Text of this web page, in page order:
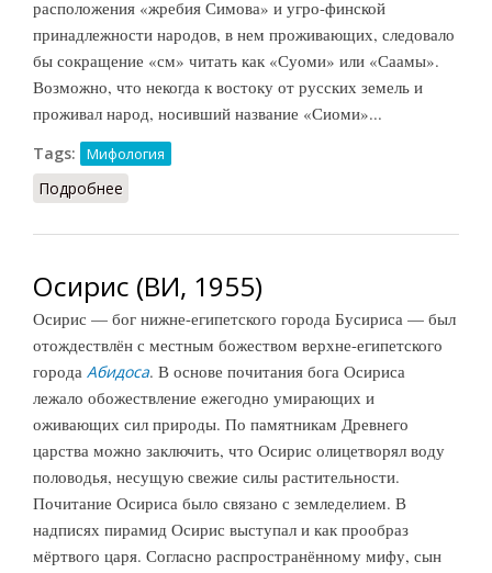
расположения «жребия Симова» и угро-финской
принадлежности народов, в нем проживающих, следовало
бы сокращение «см» читать как «Суоми» или «Саамы».
Возможно, что некогда к востоку от русских земель и
проживал народ, носивший название «Сиоми»...
Tags: Мифология
Подробнее
Осирис (ВИ, 1955)
Осирис — бог нижне-египетского города Бусириса — был
отождествлён с местным божеством верхне-египетского
города Абидоса. В основе почитания бога Осириса
лежало обожествление ежегодно умирающих и
оживающих сил природы. По памятникам Древнего
царства можно заключить, что Осирис олицетворял воду
половодья, несущую свежие силы растительности.
Почитание Осириса было связано с земледелием. В
надписях пирамид Осирис выступал и как прообраз
мёртвого царя. Согласно распространённому мифу, сын